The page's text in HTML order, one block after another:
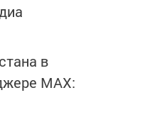
в
MАХ: